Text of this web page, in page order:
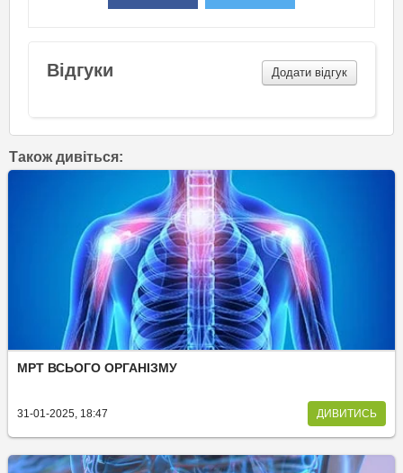
Відгуки Додати відгук
Також дивіться:
МРТ ВСЬОГО ОРГАНІЗМУ
31-01-2025, 18:47 ДИВИТИСЬ